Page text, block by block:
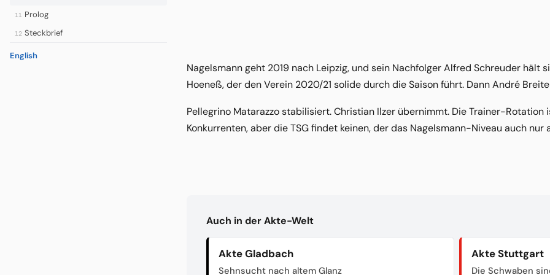
11 Prolog
12 Steckbrief
English
Nagelsmann geht 2019 nach Leipzig, und sein Nachfolger Alfred Schreuder hält
Hoeneß, der den Verein 2020/21 solide durch die Saison führt. Dann André
Pellegrino Matarazzo stabilisiert. Christian Ilzer übernimmt. Die Trainer-
Konkurrenten, aber die TSG findet keinen, der das Nagelsmann-Niveau auch nur
Auch in der Akte-Welt
Akte Gladbach
Sehnsucht nach altem Glanz
Akte Stuttgart
Die Schwaben